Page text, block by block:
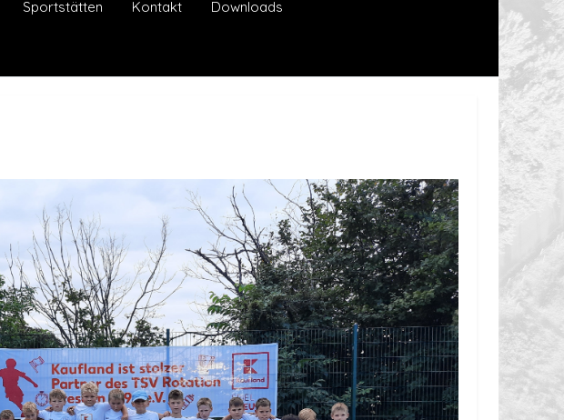
Sportstätten Kontakt Downloads